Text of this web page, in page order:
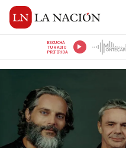
ESCUCHÁ
TU RADIO
PREFERIDA